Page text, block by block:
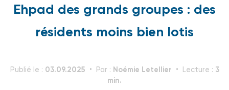
Ehpad des grands groupes : des
résidents moins bien lotis
Publié le : 03.09.2025 Par : Noémie Letellier Lecture : 3
min.